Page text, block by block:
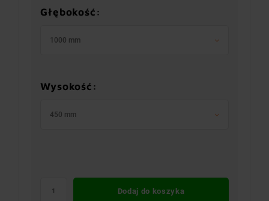
Głębokość:
1000 mm
Wysokość:
450 mm
Dodaj do koszyka